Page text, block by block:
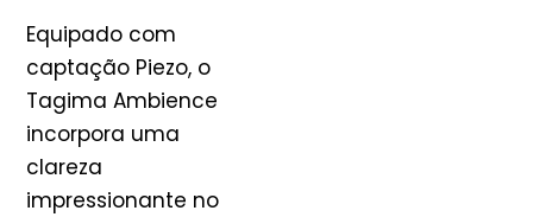
Equipado com
captação Piezo, o
Tagima Ambience
incorpora uma
clareza
impressionante no